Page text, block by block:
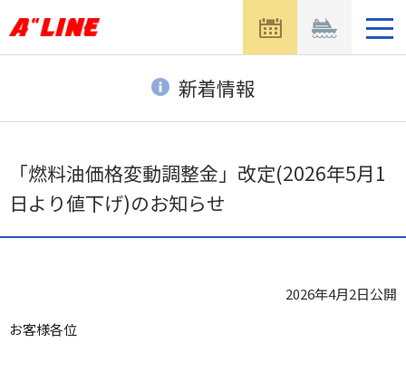
ュ
開
新着情報
「燃料油価格変動調整金」改定(2026年5月1
日より値下げ)のお知らせ
2026年4月2日公開
お客様各位